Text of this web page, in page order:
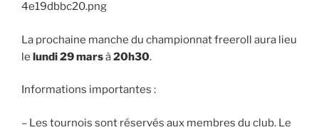
La prochaine manche du championnat freeroll aura lieu
le lundi 29 marsà20h30.
Informations importantes :
– Les tournois sont réservés aux membres du club. Le